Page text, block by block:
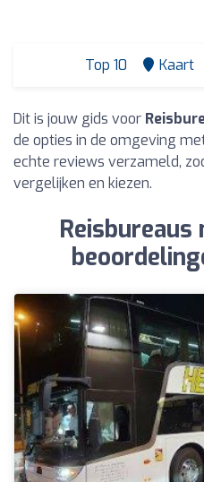
Top 10 Kaart
Dit is jouw gids voor
de opties in de omgeving
echte reviews verzameld,
vergelijken en kiezen.